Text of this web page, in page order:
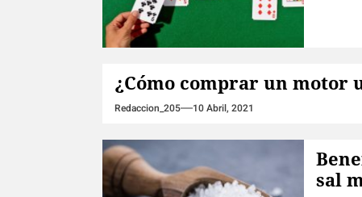
¿Cómo comprar un motor
Redaccion_205 10 Abril, 2021
sal